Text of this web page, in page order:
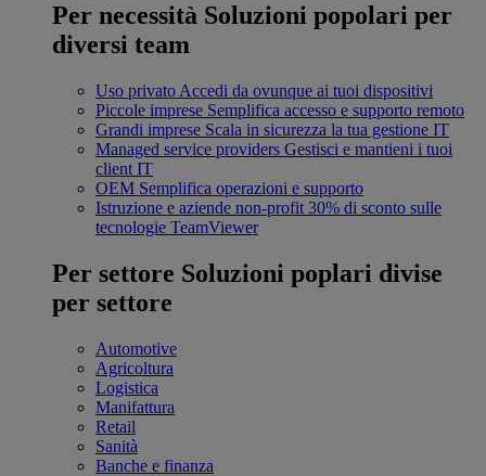
Per necessità Soluzioni popolari per
diversi team
Uso privato Accedi da ovunque ai tuoi dispositivi
Piccole imprese Semplifica accesso e supporto remoto
Grandi imprese Scala in sicurezza la tua gestione IT
Managed service providers Gestisci e mantieni i tuoi
client IT
OEM Semplifica operazioni e supporto
Istruzione e aziende non-profit 30% di sconto sulle
tecnologie TeamViewer
Per settore Soluzioni poplari divise
per settore
Automotive
Agricoltura
Logistica
Manifattura
Retail
Sanità
Banche e finanza